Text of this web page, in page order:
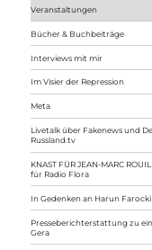
Veranstaltungen
Bücher & Buchbeiträge
Interviews mit mir
Im Visier der Repression
Meta
Livetalk über Fakenews und
Russland.tv
KNAST FÜR JEAN-MARC
für Radio Flora
In Gedenken an Harun Farocki
Presseberichterstattung zu
Gera